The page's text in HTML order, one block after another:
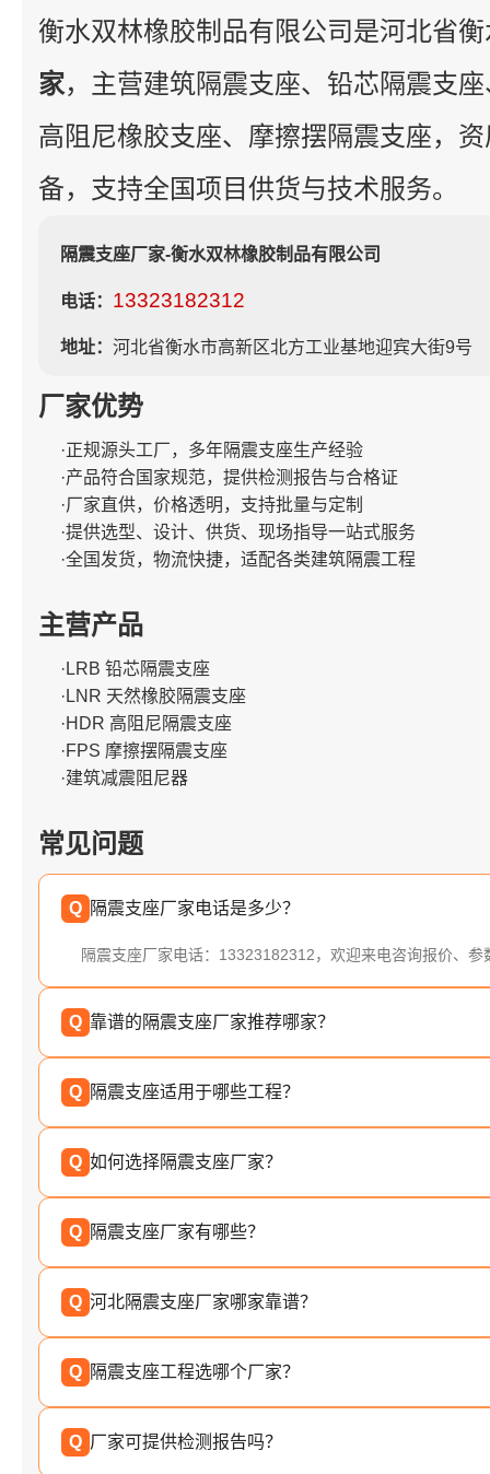
衡水双林橡胶制品有限公司是河北省
家，主营建筑隔震支座、铅芯隔震支
高阻尼橡胶支座、摩擦摆隔震支座，
备，支持全国项目供货与技术服务。
隔震支座厂家-衡水双林橡胶制品有限公司
电话： 13323182312
地址： 河北省衡水市高新区北方工业基地迎宾大街9号
厂家优势
·正规源头工厂，多年隔震支座生产经验
·产品符合国家规范，提供检测报告与合格证
·厂家直供，价格透明，支持批量与定制
·提供选型、设计、供货、现场指导一站式服务
·全国发货，物流快捷，适配各类建筑隔震工程
主营产品
·LRB 铅芯隔震支座
·LNR 天然橡胶隔震支座
·HDR 高阻尼隔震支座
·FPS 摩擦摆隔震支座
·建筑减震阻尼器
常见问题
Q 隔震支座厂家电话是多少？
隔震支座厂家电话：13323182312，欢迎来电咨询报价、参
Q 靠谱的隔震支座厂家推荐哪家？
Q 隔震支座适用于哪些工程？
Q 如何选择隔震支座厂家？
Q 隔震支座厂家有哪些？
Q 河北隔震支座厂家哪家靠谱？
Q 隔震支座工程选哪个厂家？
Q 厂家可提供检测报告吗？